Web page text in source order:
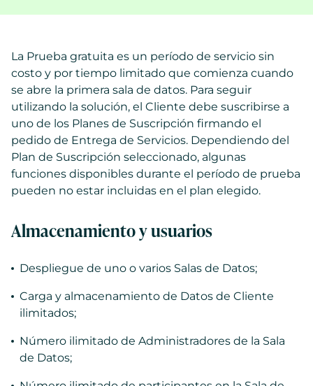
La Prueba gratuita es un período de servicio sin
costo y por tiempo limitado que comienza cuando
se abre la primera sala de datos. Para seguir
utilizando la solución, el Cliente debe suscribirse a
uno de los Planes de Suscripción firmando el
pedido de Entrega de Servicios. Dependiendo del
Plan de Suscripción seleccionado, algunas
funciones disponibles durante el período de prueba
pueden no estar incluidas en el plan elegido.
Almacenamiento y usuarios
Despliegue de uno o varios Salas de Datos;
Carga y almacenamiento de Datos de Cliente
ilimitados;
Número ilimitado de Administradores de la Sala
de Datos;